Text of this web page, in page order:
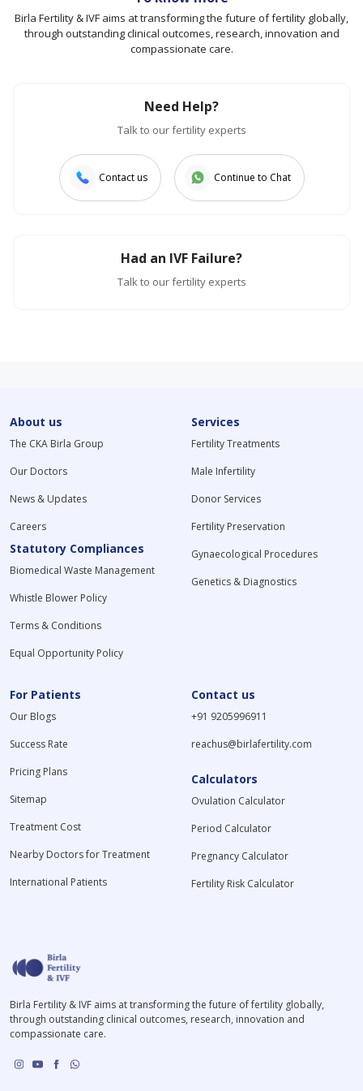
Birla Fertility & IVF aims at transforming the future of fertility globally,
through outstanding clinical outcomes, research, innovation and
compassionate care.
Need Help?
Talk to our fertility experts
Contact us Continue to Chat
Had an IVF Failure?
Talk to our fertility experts
About us
The CKA Birla Group
Our Doctors
News & Updates
Careers
Statutory Compliances
Biomedical Waste Management
Whistle Blower Policy
Terms & Conditions
Equal Opportunity Policy
Services
Fertility Treatments
Male Infertility
Donor Services
Fertility Preservation
Gynaecological Procedures
Genetics & Diagnostics
For Patients
Our Blogs
Success Rate
Pricing Plans
Sitemap
Treatment Cost
Nearby Doctors for Treatment
International Patients
Contact us
+91 9205996911
reachus@birlafertility.com
Calculators
Ovulation Calculator
Period Calculator
Pregnancy Calculator
Fertility Risk Calculator
Birla Fertility & IVF aims at transforming the future of fertility globally,
through outstanding clinical outcomes, research, innovation and
compassionate care.